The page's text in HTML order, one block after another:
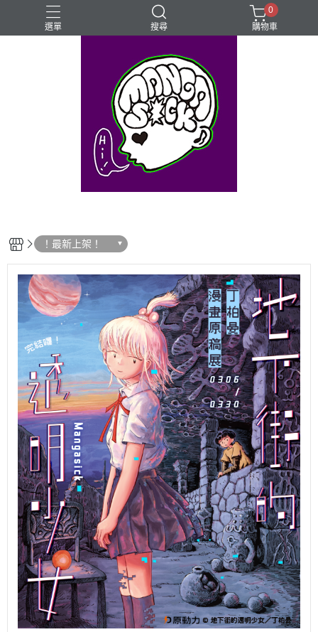
選單 搜尋
⊰⊱꧁LGBTQIA꧂⊰⊱
Mangasick Love
Mangasick出版！(੭•̀ᴗ•̀)
動物 實驗
0
購物車
！最新上架！